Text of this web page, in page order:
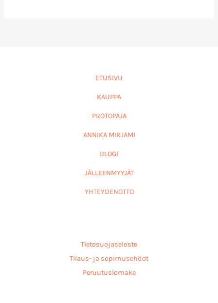
ETUSIVU
KAUPPA
PROTOPAJA
ANNIKA MIRJAMI
BLOGI
JÄLLEENMYYJÄT
YHTEYDENOTTO
Tietosuojaseloste
Tilaus- ja sopimusehdot
Peruutuslomake